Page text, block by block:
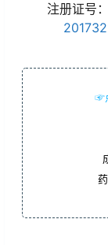
注册证号：
☞